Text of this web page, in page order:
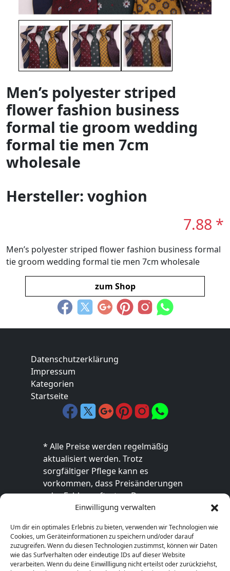
Einwilligung verwalten
Um dir ein optimales Erlebnis zu bieten, verwenden wir Technologien wie
Cookies, um Geräteinformationen zu speichern und/oder darauf
zuzugreifen. Wenn du diesen Technologien zustimmst, können wir Daten
wie das Surfverhalten oder eindeutige IDs auf dieser Website
verarbeiten. Wenn du deine Einwillligung nicht erteilst oder zurückziehst,
Men’s polyester striped
flower fashion business
formal tie groom wedding
formal tie men 7cm
wholesale
Hersteller: voghion
7.88 *
Men’s polyester striped flower fashion business formal
tie groom wedding formal tie men 7cm wholesale
zum Shop
Datenschutzerklärung
Impressum
Kategorien
Startseite
* Alle Preise werden regelmäßig
aktualisiert werden. Trotz
sorgfältiger Pflege kann es
vorkommen, dass Preisänderungen
oder Fehler auftreten. Der
endgültige Preis sowie die
ausschließlich im jeweiligen Online-
Shop des Anbieters verbindlich. Bitte
überprüfe den Preis vor dem Kauf